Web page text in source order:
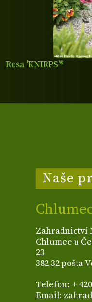
Rosa 'KNIRPS'®
Naše
Zahradnictví
Chlumec u
23
382 32 pošta
Telefon: +
Email: